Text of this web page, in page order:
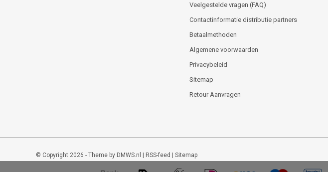
Veelgestelde vragen (FAQ)
Contactinformatie distributie partners
Betaalmethoden
Algemene voorwaarden
Privacybeleid
Sitemap
Retour Aanvragen
© Copyright 2026 - Theme by DMWS.nl | RSS-feed | Sitemap